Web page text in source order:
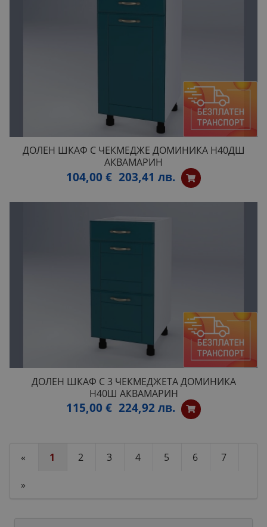
ДОЛЕН ШКАФ С ЧЕКМЕДЖЕ ДОМИНИКА H40ДШ
АКВАМАРИН
104,00 € 203,41 лв.
ДОЛЕН ШКАФ С 3 ЧЕКМЕДЖЕТА ДОМИНИКА
H40Ш АКВАМАРИН
115,00 € 224,92 лв.
« 1 2 3 4 5 6 7
»